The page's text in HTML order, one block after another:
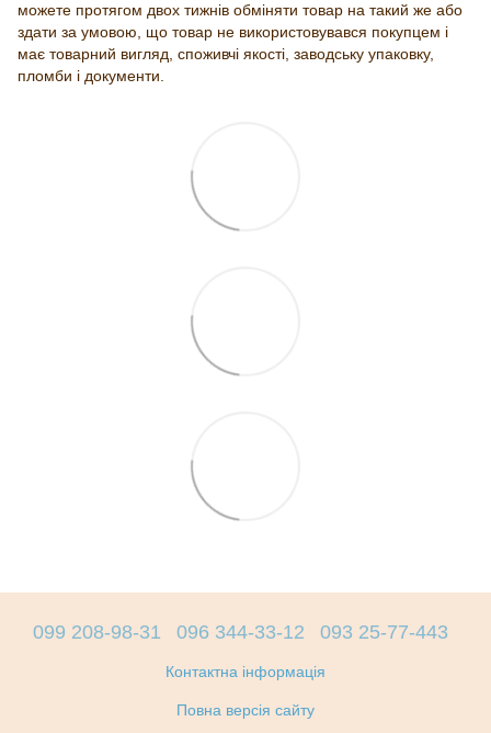
можете протягом двох тижнів обміняти товар на такий же або
здати за умовою, що товар не використовувався покупцем і
має товарний вигляд, споживчі якості, заводську упаковку,
пломби і документи.
099 208-98-31 096 344-33-12 093 25-77-443
Контактна інформація
Повна версія сайту